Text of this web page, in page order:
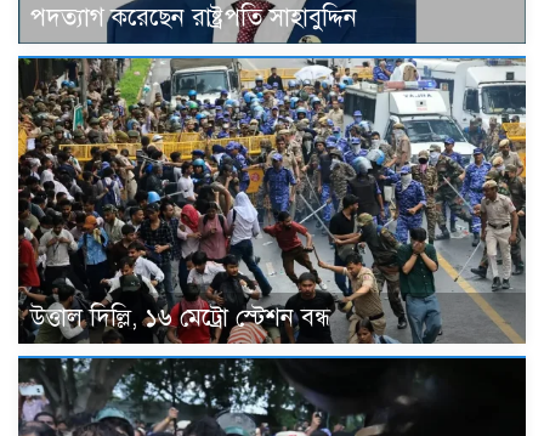
পদত্যাগ করেছেন রাষ্ট্রপতি সাহাবুদ্দিন
উত্তাল দিল্লি, ১৬ মেট্রো স্টেশন বন্ধ